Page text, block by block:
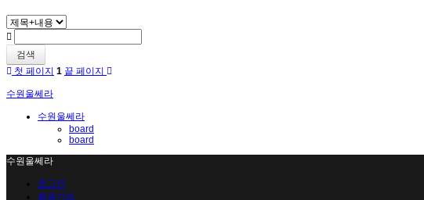
검색
첫 페이지 1 끝 페이지
수원울쎄라
수원울쎄라
board
board
수원울쎄라
로그인
회원가입